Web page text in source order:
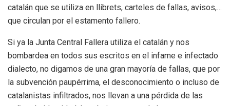
catalán que se utiliza en llibrets, carteles de fallas, avisos,…
que circulan por el estamento fallero.
Si ya la Junta Central Fallera utiliza el catalán y nos
bombardea en todos sus escritos en el infame e infectado
dialecto, no digamos de una gran mayoría de fallas, que por
la subvención paupérrima, el desconocimiento o incluso de
catalanistas infiltrados, nos llevan a una pérdida de las